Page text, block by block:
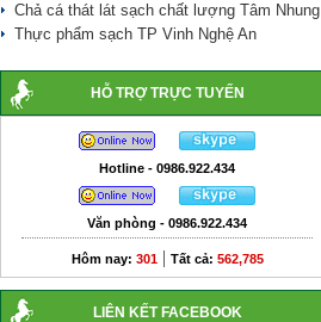
Chả cá thát lát sạch chất lượng Tâm Nhung
Thực phẩm sạch TP Vinh Nghệ An
HỖ TRỢ TRỰC TUYẾN
Hotline - 0986.922.434
Văn phòng - 0986.922.434
Hôm nay: 301| Tất cả: 562,785
LIÊN KẾT FACEBOOK